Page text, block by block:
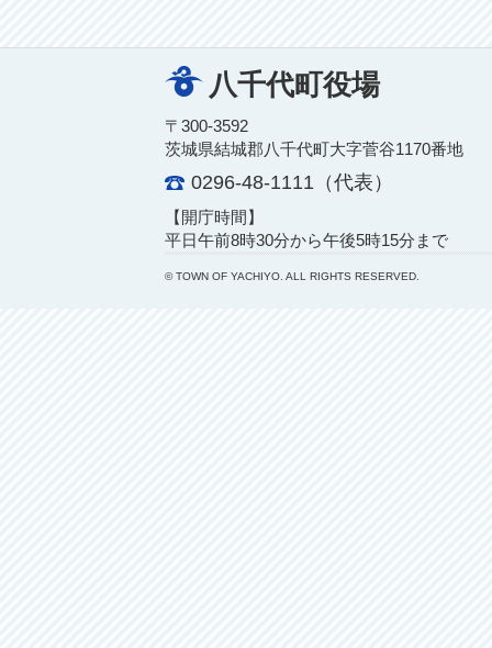
八千代町役場
〒300-3592
茨城県結城郡八千代町大字菅谷1170番地
0296-48-1111（代表）
【開庁時間】
平日午前8時30分から午後5時15分まで
© TOWN OF YACHIYO. ALL RIGHTS RESERVED.